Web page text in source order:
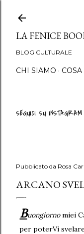
LA FENICE
BLOG CULTURALE
CHI SIAMO
SEGUICI SU INSTAGRAM
Pubblicato da Rosa
ARCANO
Buongiornomiei
per poterVi